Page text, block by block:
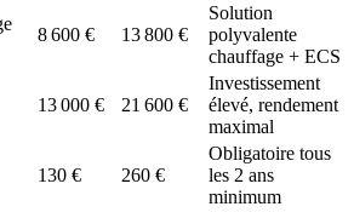
8 600 € 13 800 €
Solution
polyvalente
chauffage + ECS
13 000 € 21 600 €
Investissement
élevé, rendement
maximal
130 € 260 €
Obligatoire tous
les 2 ans
minimum